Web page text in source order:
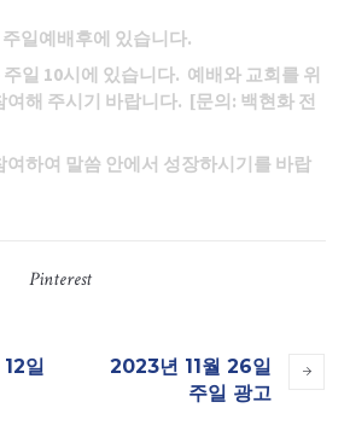
주일예배후에 있습니다.
일 10시에 있습니다. 예배와 교회를 위
여해 주시기 바랍니다. [문의: 백현화 전
여하여 말씀 안에서 성장하시기를 바랍
Pinterest
일
2023년 11월 26일
주일 광고